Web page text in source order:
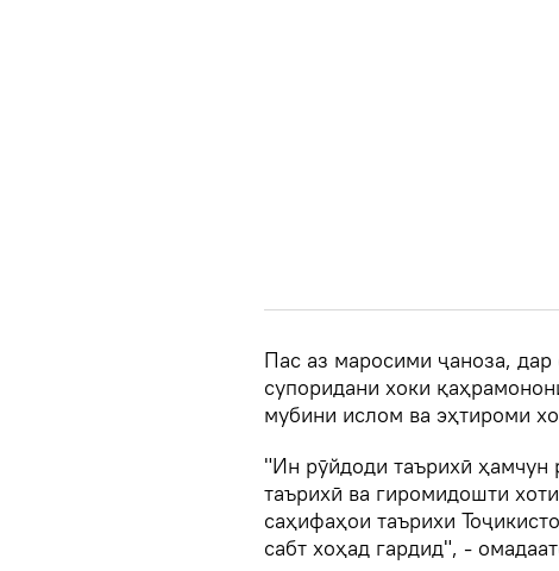
Пас аз маросими ҷаноза,
супоридани хоки
мубини ислом ва эҳтироми
"Ин рӯйдоди таърихӣ ҳамчун
таърихӣ ва гиромидошти
саҳифаҳои таърихи
сабт хоҳад гардид", -